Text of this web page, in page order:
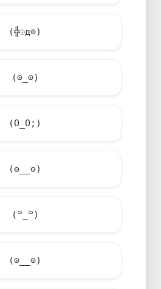
(╬☉д⊙)
(⊙_⊙)
(O_O;)
(ʘ__ʘ)
(꒪_꒪)
(⊙__⊙)